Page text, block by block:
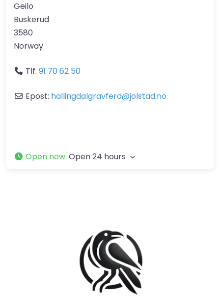
Geilo
Buskerud
3580
Norway
Tlf: 91 70 62 50
Epost: hallingdalgravferd@jolstad.no
Open now: Open 24 hours